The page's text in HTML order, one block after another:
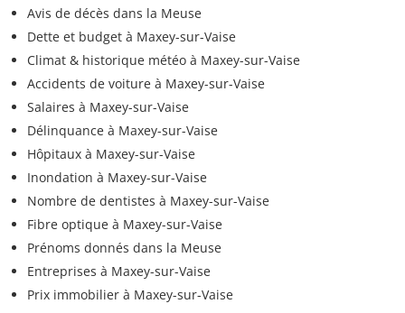
Avis de décès dans la Meuse
Dette et budget à Maxey-sur-Vaise
Climat & historique météo à Maxey-sur-Vaise
Accidents de voiture à Maxey-sur-Vaise
Salaires à Maxey-sur-Vaise
Délinquance à Maxey-sur-Vaise
Hôpitaux à Maxey-sur-Vaise
Inondation à Maxey-sur-Vaise
Nombre de dentistes à Maxey-sur-Vaise
Fibre optique à Maxey-sur-Vaise
Prénoms donnés dans la Meuse
Entreprises à Maxey-sur-Vaise
Prix immobilier à Maxey-sur-Vaise